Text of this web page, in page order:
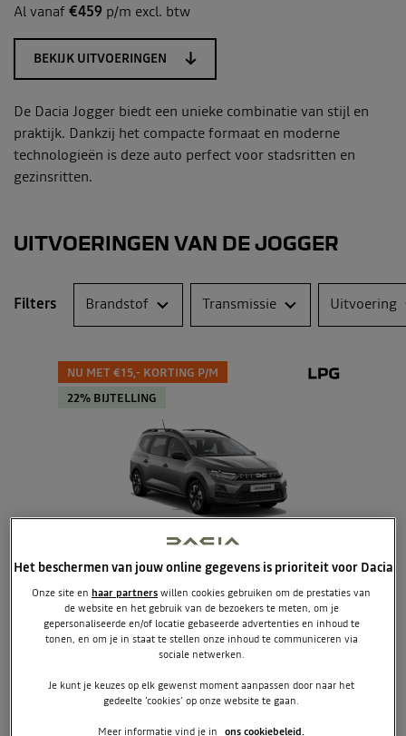
Al vanaf €459 p/m excl. btw
BEKIJK UITVOERINGEN
De Dacia Jogger biedt een unieke combinatie van stijl en
praktijk. Dankzij het compacte formaat en moderne
technologieën is deze auto perfect voor stadsritten en
gezinsritten.
UITVOERINGEN VAN DE JOGGER
Filters Brandstof Transmissie Uitvoering
NU MET €15,- KORTING P/M
22% BIJTELLING
essential (5 zitpl.)
Eco-G
Vanaf €459p/m excl. btw
BEKIJK OPTIES
Het beschermen van jouw online gegevens is prioriteit voor Dacia
Onze site en haar partners willen cookies gebruiken om de prestaties van
de website en het gebruik van de bezoekers te meten, om je
gepersonaliseerde en/of locatie gebaseerde advertenties en inhoud te
tonen, en om je in staat te stellen onze inhoud te communiceren via
sociale netwerken.
Je kunt je keuzes op elk gewenst moment aanpassen door naar het
gedeelte ‘cookies’ op onze website te gaan.
Meer informatie vind je in ons cookiebeleid.